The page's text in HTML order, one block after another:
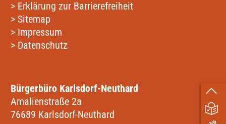
> Erklärung zur Barrierefreiheit
> Sitemap
> Impressum
> Datenschutz
Bürgerbüro Karlsdorf-Neuthard
Amalienstraße 2a
76689 Karlsdorf-Neuthard